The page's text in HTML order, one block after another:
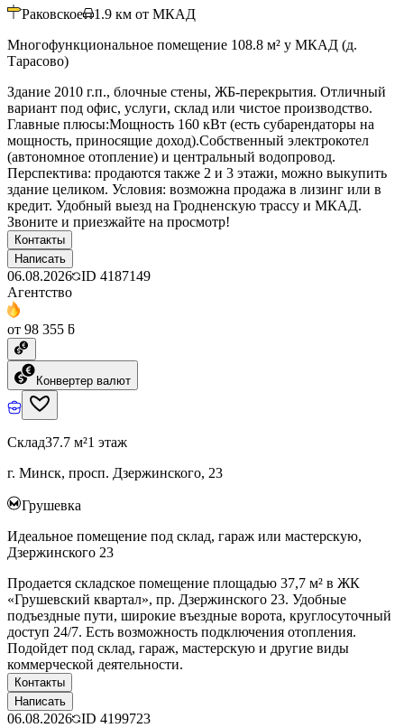
Раковское 1.9 км от МКАД
Многофункциональное помещение 108.8 м² у МКАД (д.
Тарасово)
Здание 2010 г.п., блочные стены, ЖБ-перекрытия. Отличный
вариант под офис, услуги, склад или чистое производство.
Главные плюсы:Мощность 160 кВт (есть субарендаторы на
мощность, приносящие доход).Собственный электрокотел
(автономное отопление) и центральный водопровод.
Перспектива: продаются также 2 и 3 этажи, можно выкупить
здание целиком. Условия: возможна продажа в лизинг или в
кредит. Удобный выезд на Гродненскую трассу и МКАД.
Звоните и приезжайте на просмотр!
Контакты
Написать
06.08.2026 ID 4187149
Агентство
от 98 355 ƃ
Конвертер валют
Склад37.7 м²1 этаж
г. Минск, просп. Дзержинского, 23
Грушевка
Идеальное помещение под склад, гараж или мастерскую,
Дзержинского 23
Продается складское помещение площадью 37,7 м² в ЖК
«Грушевский квартал», пр. Дзержинского 23. Удобные
подъездные пути, широкие въездные ворота, круглосуточный
доступ 24/7. Есть возможность подключения отопления.
Подойдет под склад, гараж, мастерскую и другие виды
коммерческой деятельности.
Контакты
Написать
06.08.2026 ID 4199723